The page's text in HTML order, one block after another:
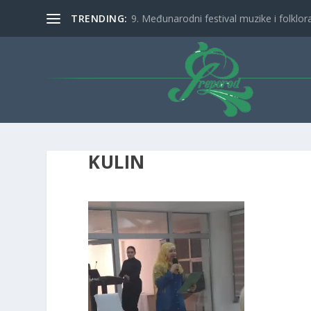
TRENDING: 9. Međunarodni festival muzike i
KULIN